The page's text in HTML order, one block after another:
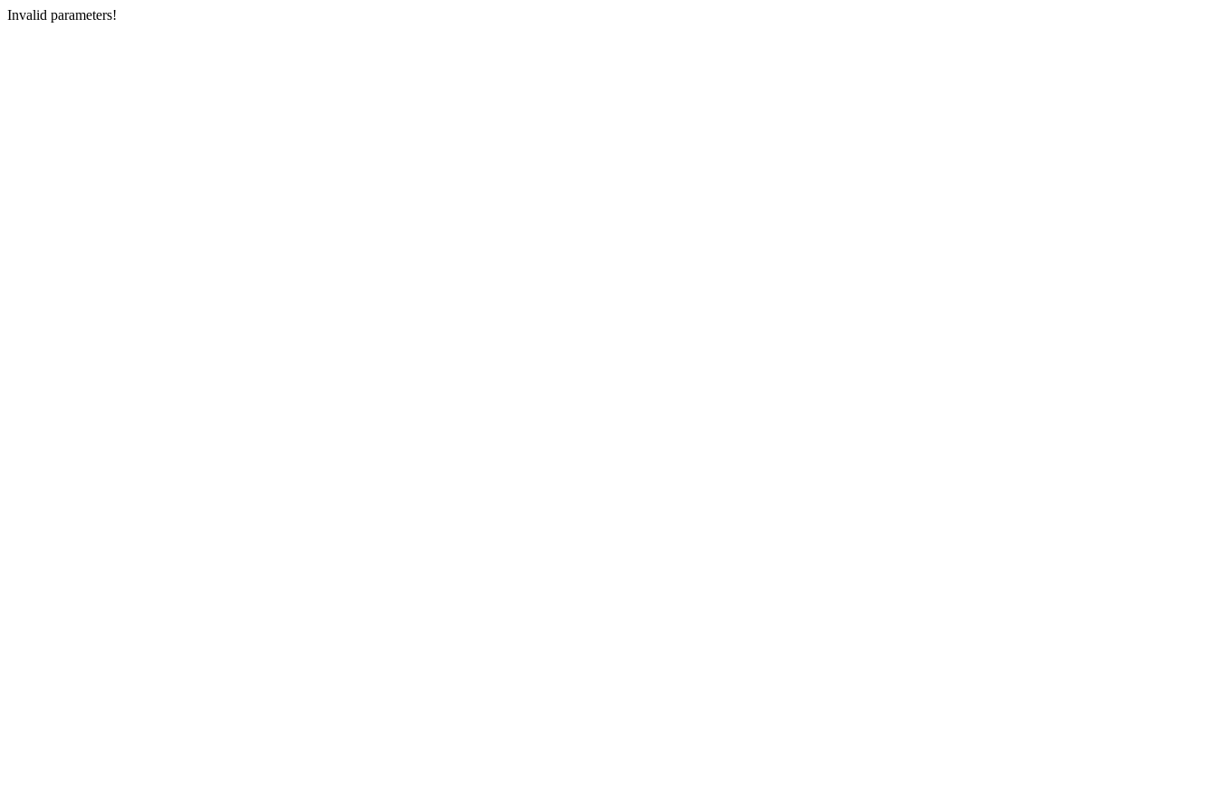
Invalid parameters!